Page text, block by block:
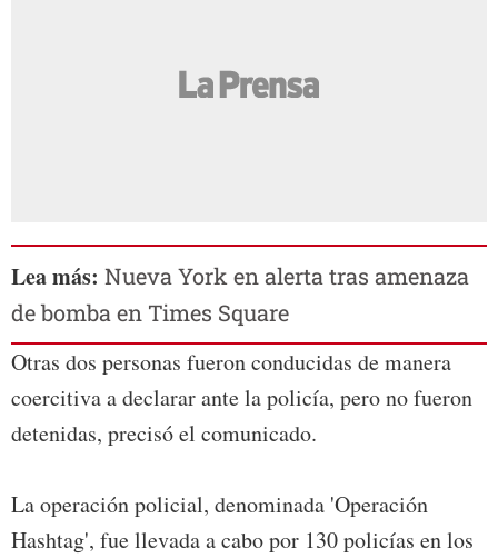
Lea más: Nueva York en alerta tras amenaza
de bomba en Times Square
Otras dos personas fueron conducidas de manera
coercitiva a declarar ante la policía, pero no fueron
detenidas, precisó el comunicado.
La operación policial, denominada 'Operación
Hashtag', fue llevada a cabo por 130 policías en los